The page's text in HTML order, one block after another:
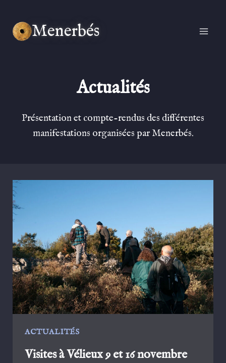
contenuMenerbés
Actualités
Présentation et compte-rendus des différentes
manifestations organisées par Menerbés.
ACTUALITÉS
Visites à Vélieux 9 et 16 novembre